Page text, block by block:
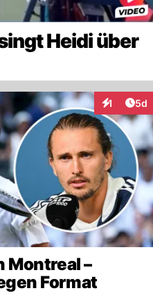
Heidi über
1 5d
Montreal –
Format